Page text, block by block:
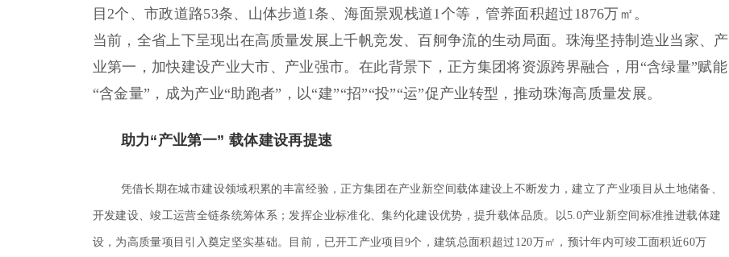
目2个、市政道路53条、山体步道1条、海面景观栈道1个等，管养面积超过1876万㎡。
当前，全省上下呈现出在高质量发展上千帆竞发、百舸争流的生动局面。珠海坚持制造业当家、产
业第一，加快建设产业大市、产业强市。在此背景下，正方集团将资源跨界融合，用“含绿量”赋能
“含金量”，成为产业“助跑者”，以“建”“招”“投”“运”促产业转型，推动珠海高质量发展。
助力“产业第一” 载体建设再提速
凭借长期在城市建设领域积累的丰富经验，正方集团在产业新空间载体建设上不断发力，建立了产业项目从土地储备、
开发建设、竣工运营全链条统筹体系；发挥企业标准化、集约化建设优势，提升载体品质。以5.0产业新空间标准推进载体建
设，为高质量项目引入奠定坚实基础。目前，已开工产业项目9个，建筑总面积超过120万㎡，预计年内可竣工面积近60万